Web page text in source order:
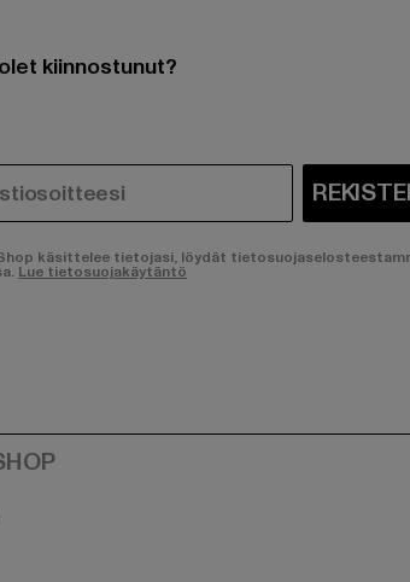
kiinnostunut?
käsittelee tietojasi, löydät
Lue tietosuojakäytäntö
page:
Facebook page:
our YouTube channel: